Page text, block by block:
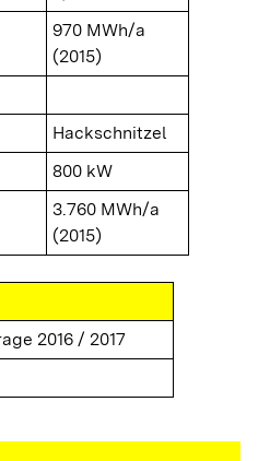
970 MWh/a
(2015)
Hackschnitzel
800 kW
3.760 MWh/a
(2015)
2016 / 2017